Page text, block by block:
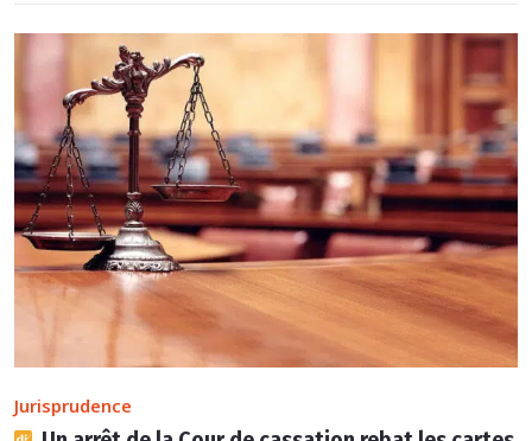
Jurisprudence